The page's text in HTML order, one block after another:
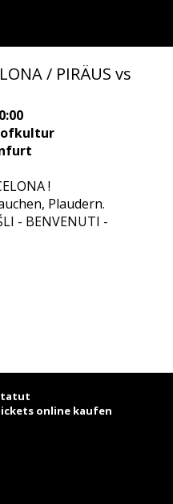
/ PIRÄUS vs
!
Plaudern.
- BENVENUTI -
online kaufen